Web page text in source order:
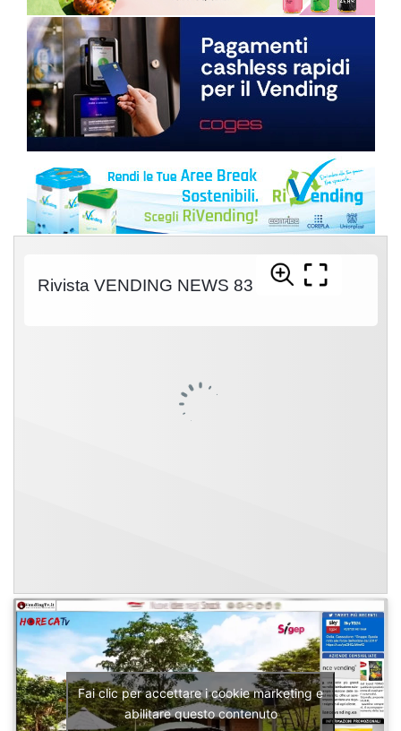
Fai clic per accettare i cookie marketing e
abilitare questo contenuto